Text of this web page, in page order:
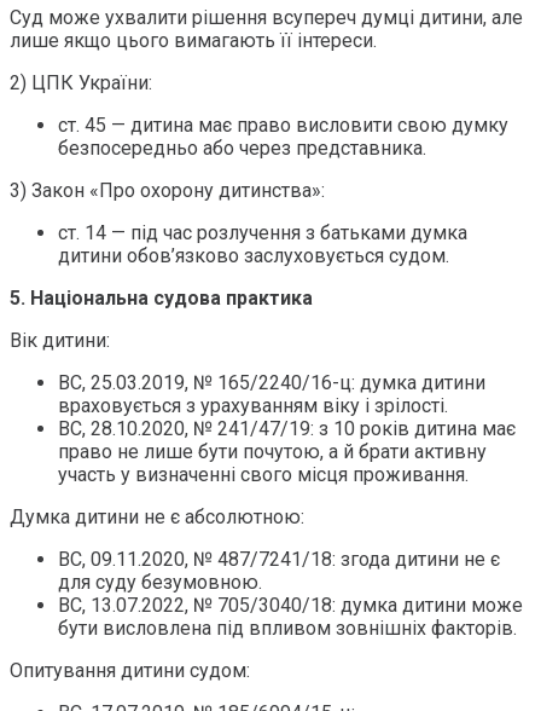
Суд може ухвалити рішення всупереч думці дитини, але
лише якщо цього вимагають її інтереси.
2) ЦПК України:
ст. 45 — дитина має право висловити свою думку
безпосередньо або через представника.
3) Закон «Про охорону дитинства»:
ст. 14 — під час розлучення з батьками думка
дитини обов’язково заслуховується судом.
5. Національна судова практика
Вік дитини:
ВС, 25.03.2019, № 165/2240/16-ц: думка дитини
враховується з урахуванням віку і зрілості.
ВС, 28.10.2020, № 241/47/19: з 10 років дитина має
право не лише бути почутою, а й брати активну
участь у визначенні свого місця проживання.
Думка дитини не є абсолютною:
ВС, 09.11.2020, № 487/7241/18: згода дитини не є
для суду безумовною.
ВС, 13.07.2022, № 705/3040/18: думка дитини може
бути висловлена під впливом зовнішніх факторів.
Опитування дитини судом: